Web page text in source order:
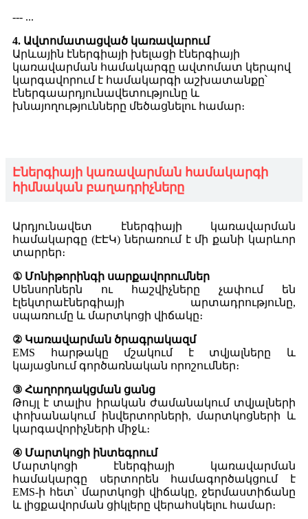
--- ...
4. Ավտոմատացված կառավարում
Արևային էներգիայի խելացի էներգիայի
կառավարման համակարգը ավտոմատ կերպով
կարգավորում է համակարգի աշխատանքը՝
էներգաարդյունավետությունը և
խնայողությունները մեծացնելու համար։
Էներգիայի կառավարման համակարգի
հիմնական բաղադրիչները
Արդյունավետ էներգիայի կառավարման
համակարգը (ԷԷԿ) ներառում է մի քանի կարևոր
տարրեր։
① Մոնիթորինգի սարքավորումներ
Սենսորներն ու հաշվիչները չափում են
էլեկտրաէներգիայի արտադրությունը,
սպառումը և մարտկոցի վիճակը։
② Կառավարման ծրագրակազմ
EMS հարթակը մշակում է տվյալները և
կայացնում գործառնական որոշումներ։
③ Հաղորդակցման ցանց
Թույլ է տալիս իրական ժամանակում տվյալների
փոխանակում ինվերտորների, մարտկոցների և
կարգավորիչների միջև։
④ Մարտկոցի ինտեգրում
Մարտկոցի էներգիայի կառավարման
համակարգը սերտորեն համագործակցում է
EMS-ի հետ՝ մարտկոցի վիճակը, ջերմաստիճանը
և լիցքավորման ցիկլերը վերահսկելու համար։